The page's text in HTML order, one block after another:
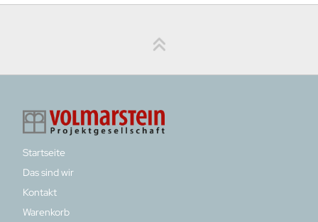
Startseite
Das sind wir
Kontakt
Warenkorb